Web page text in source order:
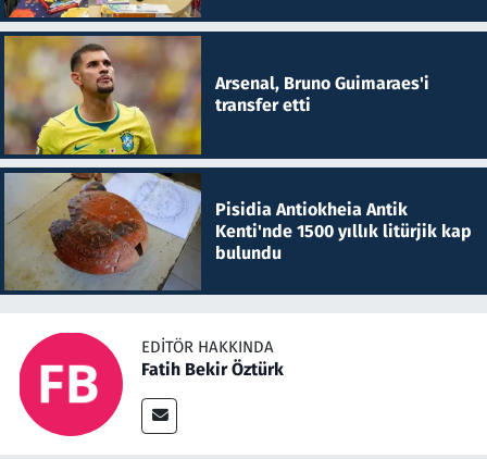
Arsenal, Bruno Guimaraes'i
transfer etti
Pisidia Antiokheia Antik
Kenti'nde 1500 yıllık litürjik kap
bulundu
EDITÖR HAKKINDA
Fatih Bekir Öztürk